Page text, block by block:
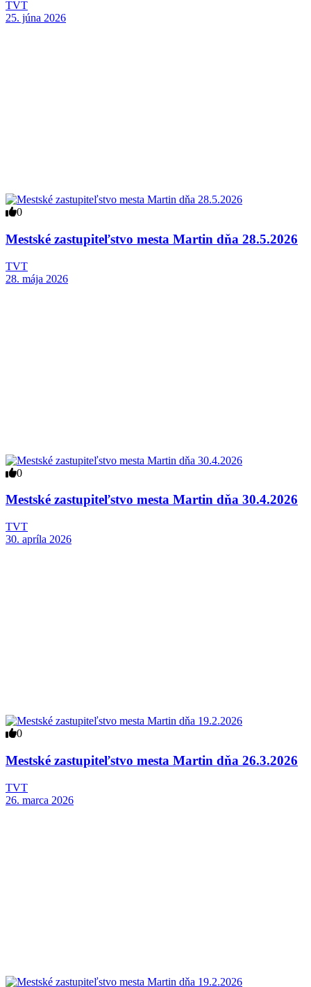
TVT
25. júna 2026
0
Mestské zastupiteľstvo mesta Martin dňa 28.5.2026
TVT
28. mája 2026
0
Mestské zastupiteľstvo mesta Martin dňa 30.4.2026
TVT
30. apríla 2026
0
Mestské zastupiteľstvo mesta Martin dňa 26.3.2026
TVT
26. marca 2026